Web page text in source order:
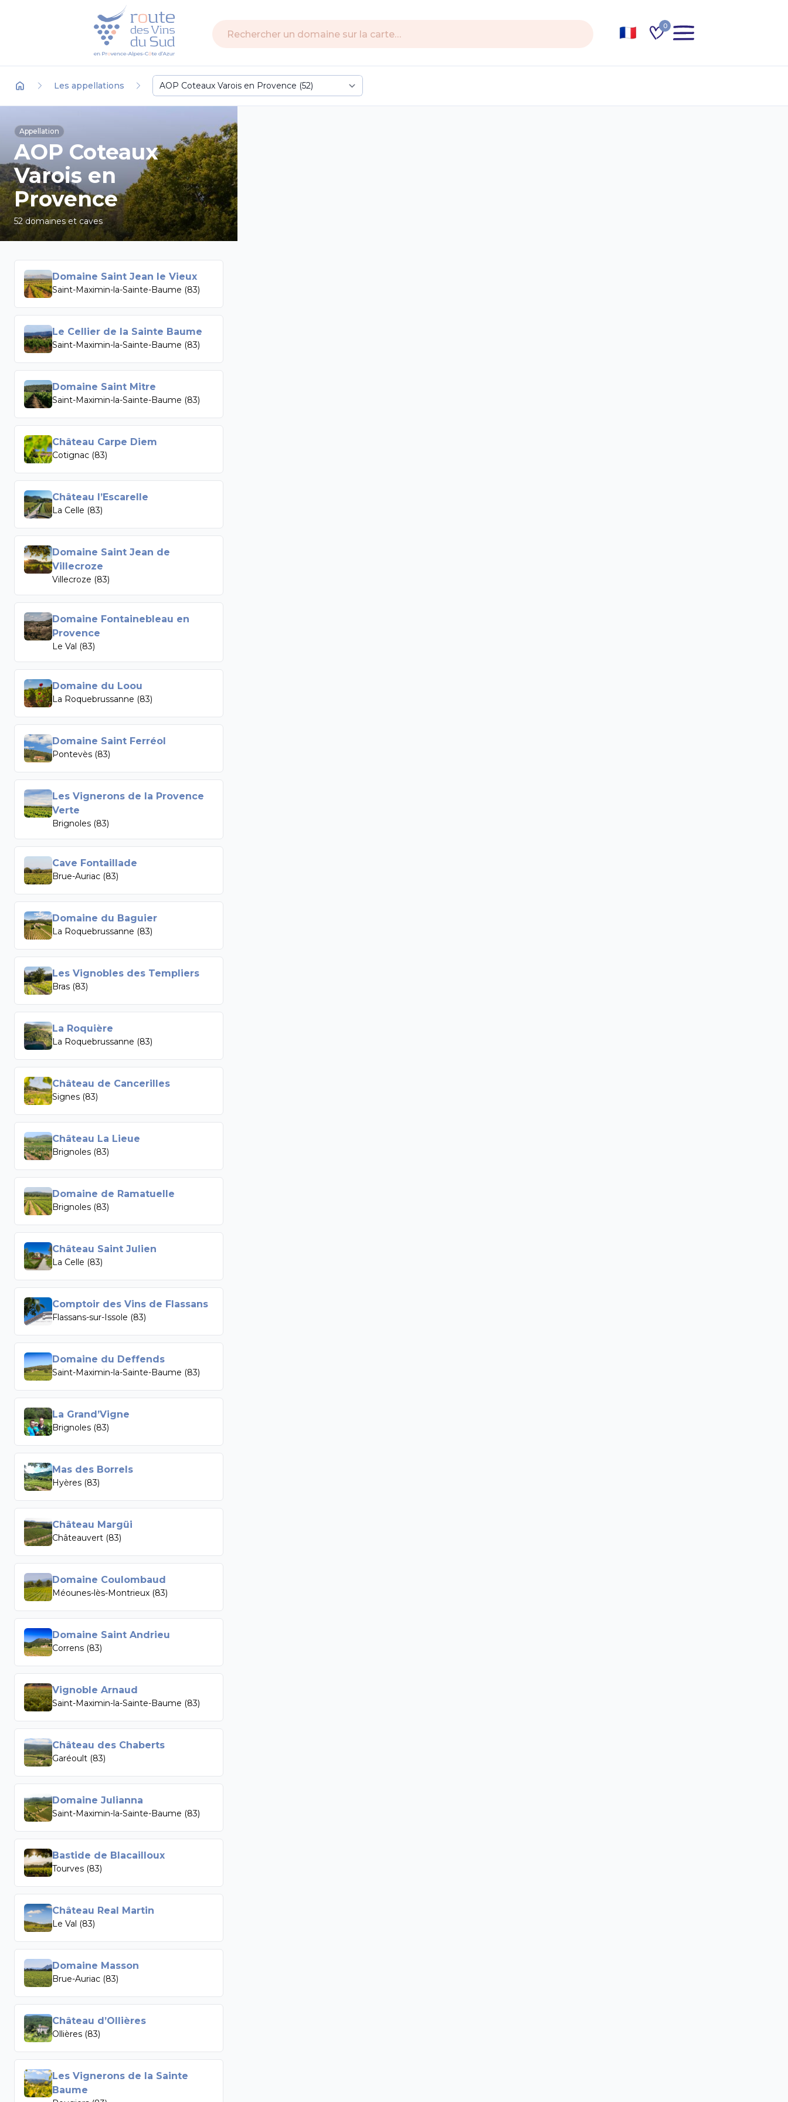
0
Les appellations
Territoire
Appellation
AOP Coteaux
Varois en
Provence
52 domaines et caves
Domaine Saint Jean le Vieux
Saint-Maximin-la-Sainte-Baume (83)
Le Cellier de la Sainte Baume
Saint-Maximin-la-Sainte-Baume (83)
Domaine Saint Mitre
Saint-Maximin-la-Sainte-Baume (83)
Château Carpe Diem
Cotignac (83)
Château l’Escarelle
La Celle (83)
Domaine Saint Jean de
Villecroze
Villecroze (83)
Domaine Fontainebleau en
Provence
Le Val (83)
Domaine du Loou
La Roquebrussanne (83)
Domaine Saint Ferréol
Pontevès (83)
Les Vignerons de la Provence
Verte
Brignoles (83)
Cave Fontaillade
Brue-Auriac (83)
Domaine du Baguier
La Roquebrussanne (83)
Les Vignobles des Templiers
Bras (83)
La Roquière
La Roquebrussanne (83)
Château de Cancerilles
Signes (83)
Château La Lieue
Brignoles (83)
Domaine de Ramatuelle
Brignoles (83)
Château Saint Julien
La Celle (83)
Comptoir des Vins de Flassans
Flassans-sur-Issole (83)
Domaine du Deffends
Saint-Maximin-la-Sainte-Baume (83)
La Grand’Vigne
Brignoles (83)
Mas des Borrels
Hyères (83)
Château Margüi
Châteauvert (83)
Domaine Coulombaud
Méounes-lès-Montrieux (83)
Domaine Saint Andrieu
Correns (83)
Vignoble Arnaud
Saint-Maximin-la-Sainte-Baume (83)
Château des Chaberts
Garéoult (83)
Domaine Julianna
Saint-Maximin-la-Sainte-Baume (83)
Bastide de Blacailloux
Tourves (83)
Château Real Martin
Le Val (83)
Domaine Masson
Brue-Auriac (83)
Château d’Ollières
Ollières (83)
Les Vignerons de la Sainte
Baume